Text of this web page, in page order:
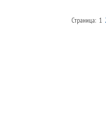
Страница: 1